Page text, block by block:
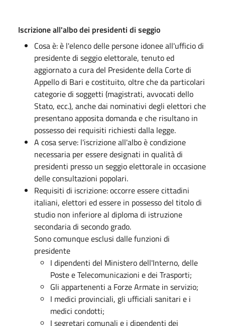
Iscrizione all'albo dei presidenti di seggio
Cosa è: è l'elenco delle persone idonee all'ufficio di
presidente di seggio elettorale, tenuto ed
aggiornato a cura del Presidente della Corte di
Appello di Bari e costituito, oltre che da particolari
categorie di soggetti (magistrati, avvocati dello
Stato, ecc.), anche dai nominativi degli elettori che
presentano apposita domanda e che risultano in
possesso dei requisiti richiesti dalla legge.
A cosa serve: l'iscrizione all'albo è condizione
necessaria per essere designati in qualità di
presidenti presso un seggio elettorale in occasione
delle consultazioni popolari.
Requisiti di iscrizione: occorre essere cittadini
italiani, elettori ed essere in possesso del titolo di
studio non inferiore al diploma di istruzione
secondaria di secondo grado.
Sono comunque esclusi dalle funzioni di
presidente
I dipendenti del Ministero dell'Interno, delle
Poste e Telecomunicazioni e dei Trasporti;
Gli appartenenti a Forze Armate in servizio;
I medici provinciali, gli ufficiali sanitari e i
medici condotti;
I segretari comunali e i dipendenti dei